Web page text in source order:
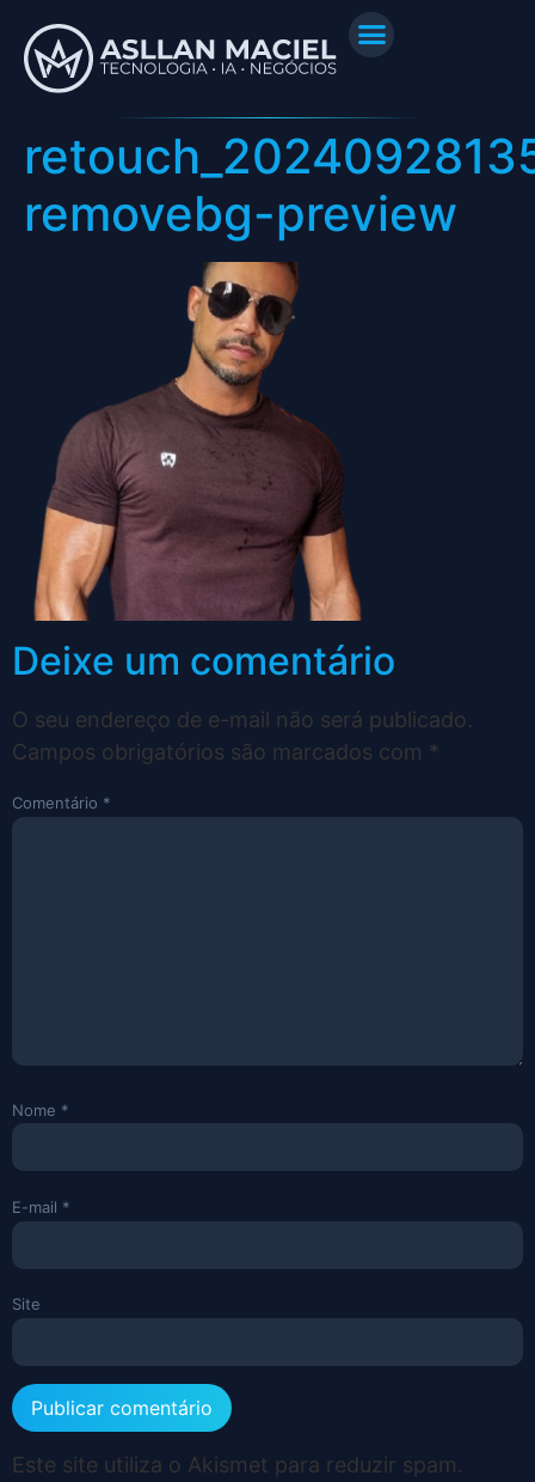
removebg-preview
Deixe um comentário
O seu endereço de e-mail não será publicado.
Campos obrigatórios são marcados com *
Comentário *
Nome *
E-mail *
Site
Este site utiliza o Akismet para reduzir spam.